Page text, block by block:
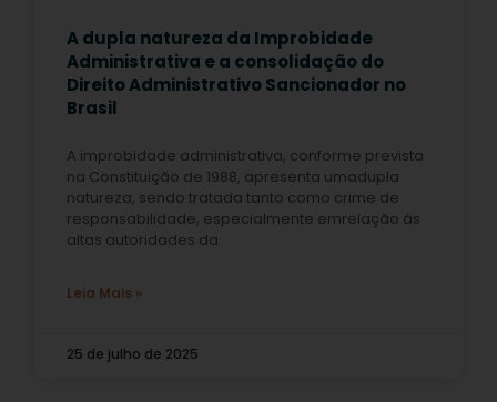
A dupla natureza da Improbidade
Administrativa e a consolidação do
Direito Administrativo Sancionador no
Brasil
A improbidade administrativa, conforme prevista
na Constituição de 1988, apresenta umadupla
natureza, sendo tratada tanto como crime de
responsabilidade, especialmente emrelação às
altas autoridades da
Leia Mais »
25 de julho de 2025